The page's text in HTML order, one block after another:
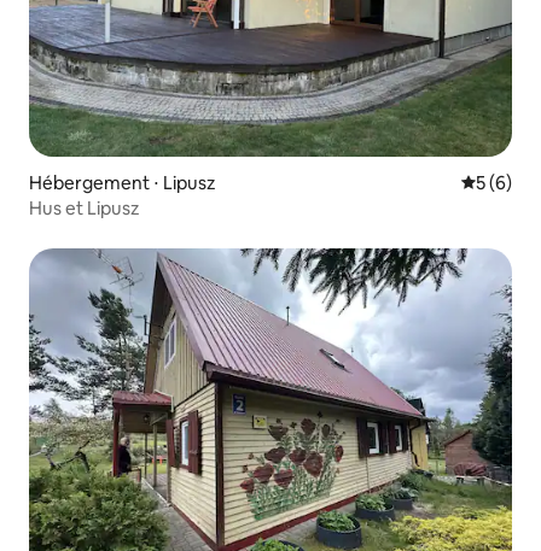
Hébergement ⋅ Lipusz
5 (6)
Hus et Lipusz